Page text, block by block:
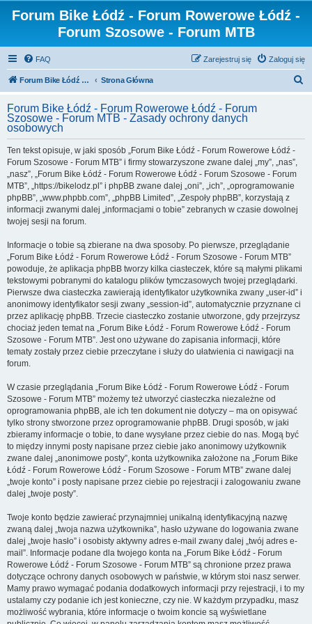
Forum Bike Łódź - Forum Rowerowe Łódź -
Forum Szosowe - Forum MTB
FAQ Zaloguj się
Zarejestruj się
Forum Bike Łódź - Forum Rowerowe Łódź - Forum Szosowe - Forum MTB Strona Główna
Forum Bike Łódź - Forum Rowerowe Łódź - Forum
Szosowe - Forum MTB - Zasady ochrony danych
osobowych
Ten tekst opisuje, w jaki sposób „Forum Bike Łódź - Forum Rowerowe Łódź -
Forum Szosowe - Forum MTB” i firmy stowarzyszone zwane dalej „my”, „nas”,
„nasz”, „Forum Bike Łódź - Forum Rowerowe Łódź - Forum Szosowe - Forum
MTB”, „https://bikelodz.pl” i phpBB zwane dalej „oni”, „ich”, „oprogramowanie
phpBB”, „www.phpbb.com”, „phpBB Limited”, „Zespoły phpBB”, korzystają z
informacji zwanymi dalej „informacjami o tobie” zebranych w czasie dowolnej
twojej sesji na forum.
Informacje o tobie są zbierane na dwa sposoby. Po pierwsze, przeglądanie
„Forum Bike Łódź - Forum Rowerowe Łódź - Forum Szosowe - Forum MTB”
powoduje, że aplikacja phpBB tworzy kilka ciasteczek, które są małymi plikami
tekstowymi pobranymi do katalogu plików tymczasowych twojej przeglądarki.
Pierwsze dwa ciasteczka zawierają identyfikator użytkownika zwany „user-id” i
anonimowy identyfikator sesji zwany „session-id”, automatycznie przyznane ci
przez aplikację phpBB. Trzecie ciasteczko zostanie utworzone, gdy przejrzysz
chociaż jeden temat na „Forum Bike Łódź - Forum Rowerowe Łódź - Forum
Szosowe - Forum MTB”. Jest ono używane do zapisania informacji, które
tematy zostały przez ciebie przeczytane i służy do ułatwienia ci nawigacji na
forum.
W czasie przeglądania „Forum Bike Łódź - Forum Rowerowe Łódź - Forum
Szosowe - Forum MTB” możemy też utworzyć ciasteczka niezależne od
oprogramowania phpBB, ale ich ten dokument nie dotyczy – ma on opisywać
tylko strony stworzone przez oprogramowanie phpBB. Drugi sposób, w jaki
zbieramy informacje o tobie, to dane wysyłane przez ciebie do nas. Mogą być
to między innymi posty napisane przez ciebie jako anonimowy użytkownik
zwane dalej „anonimowe posty”, konta użytkownika założone na „Forum Bike
Łódź - Forum Rowerowe Łódź - Forum Szosowe - Forum MTB” zwane dalej
„twoje konto” i posty napisane przez ciebie po rejestracji i zalogowaniu zwane
dalej „twoje posty”.
Twoje konto będzie zawierać przynajmniej unikalną identyfikacyjną nazwę
zwaną dalej „twoja nazwa użytkownika”, hasło używane do logowania zwane
dalej „twoje hasło” i osobisty aktywny adres e-mail zwany dalej „twój adres e-
mail”. Informacje podane dla twojego konta na „Forum Bike Łódź - Forum
Rowerowe Łódź - Forum Szosowe - Forum MTB” są chronione przez prawa
dotyczące ochrony danych osobowych w państwie, w którym stoi nasz serwer.
Mamy prawo wymagać podania dodatkowych informacji przy rejestracji, i to my
ustalamy czy podanie ich jest konieczne, czy nie. W każdym przypadku, masz
możliwość wybrania, które informacje o twoim koncie są wyświetlane